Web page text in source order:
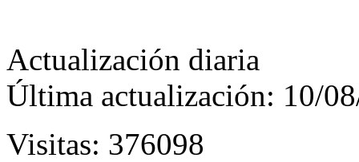
Actualización diaria
Última actualización: 10/
Visitas: 376098